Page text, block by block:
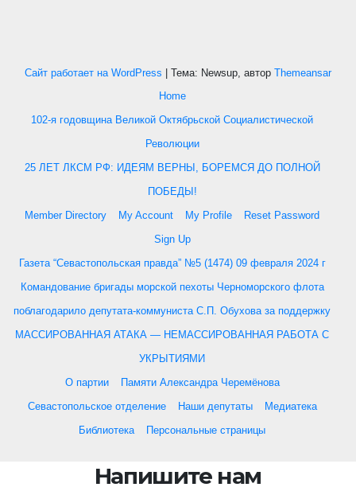
Сайт работает на WordPress Тема: Newsup, автор Themeansar
Home
102-я годовщина Великой Октябрьской Социалистической
Революции
25 ЛЕТ ЛКСМ РФ: ИДЕЯМ ВЕРНЫ, БОРЕМСЯ ДО ПОЛНОЙ
ПОБЕДЫ!
Member Directory
My Account My Profile
Reset Password
Sign Up
Газета “Севастопольская правда” №5 (1474) 09 февраля 2024 г
Командование бригады морской пехоты Черноморского флота
поблагодарило депутата-коммуниста С.П. Обухова за поддержку
МАССИРОВАННАЯ АТАКА — НЕМАССИРОВАННАЯ РАБОТА С
УКРЫТИЯМИ
О партии
Памяти Александра Черемёнова
Севастопольское отделение
Наши депутаты
Медиатека
Библиотека
Персональные страницы
Напишите нам